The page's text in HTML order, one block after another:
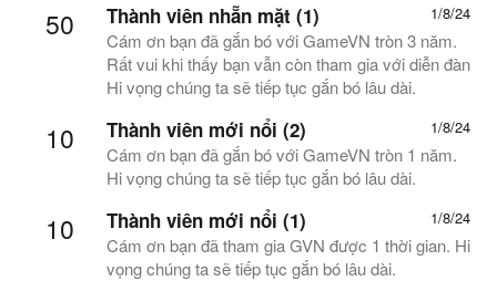
50 1/8/24
Thành viên nhẵn mặt (1)
Cám ơn bạn đã gắn bó với GameVN tròn 3 năm.
Rất vui khi thấy bạn vẫn còn tham gia với diễn đàn
Hi vọng chúng ta sẽ tiếp tục gắn bó lâu dài.
10 1/8/24
Thành viên mới nổi (2)
Cám ơn bạn đã gắn bó với GameVN tròn 1 năm.
Hi vọng chúng ta sẽ tiếp tục gắn bó lâu dài.
10 1/8/24
Thành viên mới nổi (1)
Cám ơn bạn đã tham gia GVN được 1 thời gian. Hi
vọng chúng ta sẽ tiếp tục gắn bó lâu dài.